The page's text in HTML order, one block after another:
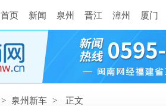
首页 新闻 泉州 晋江 漳州 厦门
> 泉州新车 > 正文